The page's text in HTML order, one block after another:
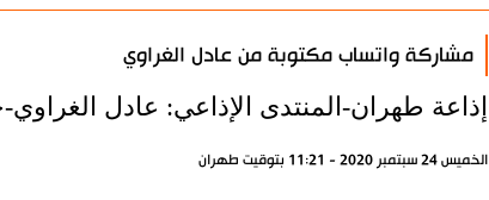
مشاركة واتساب مكتوبة من عادل الغراوي
إذاعة طهران-المنتدى الإذاعي: عادل
الخميس 24 سبتمبر 2020 - 11:21 بتوقيت طهران